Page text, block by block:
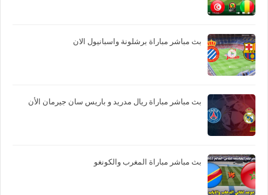
بث مباشر مباراة برشلونة واسبانيول الان
بث مباشر مباراة ريال مدريد و باريس سان جيرمان الأن
بث مباشر مباراة المغرب والكونغو